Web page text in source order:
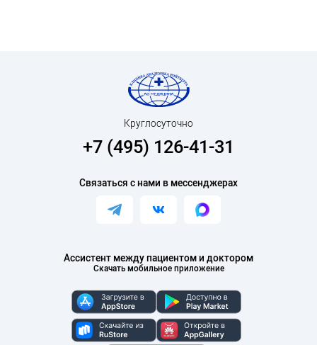
Ассистент между пациентом и доктором
Скачать мобильное приложение
Круглосуточно
+7 (495) 126-41-31
Связаться с нами в мессенджерах